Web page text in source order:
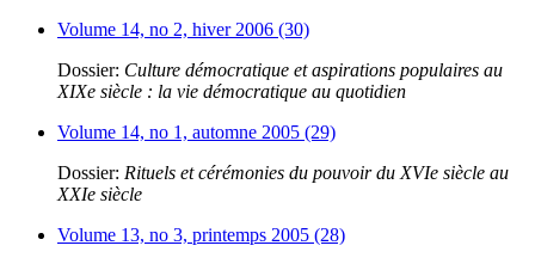
Volume 14, no 2, hiver 2006 (30)
Dossier: Culture démocratique et aspirations populaires au
XIXe siècle : la vie démocratique au quotidien
Volume 14, no 1, automne 2005 (29)
Dossier: Rituels et cérémonies du pouvoir du XVIe siècle au
XXIe siècle
Volume 13, no 3, printemps 2005 (28)